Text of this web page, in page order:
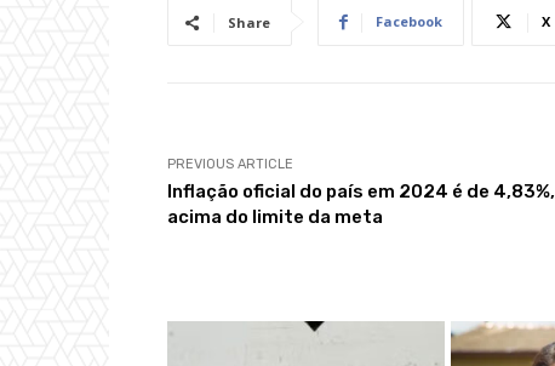
Share Facebook X
PREVIOUS ARTICLE
Inflação oficial do país em 2024 é de 4,83%,
acima do limite da meta